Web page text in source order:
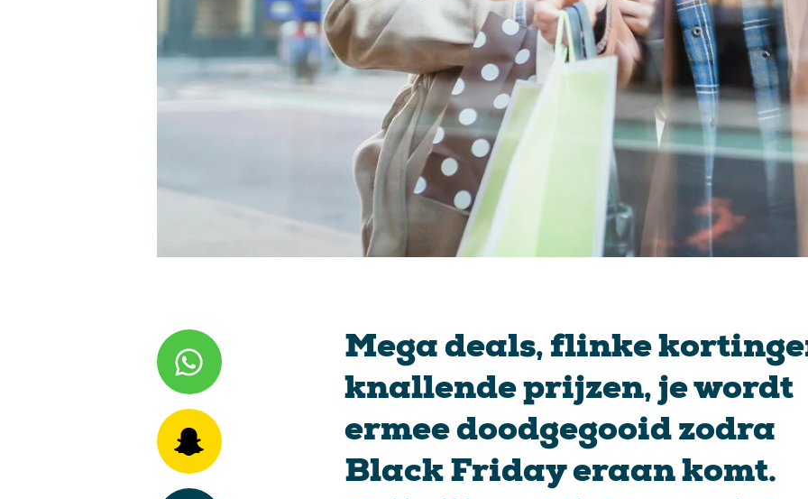
Mega deals, flinke
knallende prijzen, je wordt
ermee doodgegooid zodra
Black Friday eraan komt.